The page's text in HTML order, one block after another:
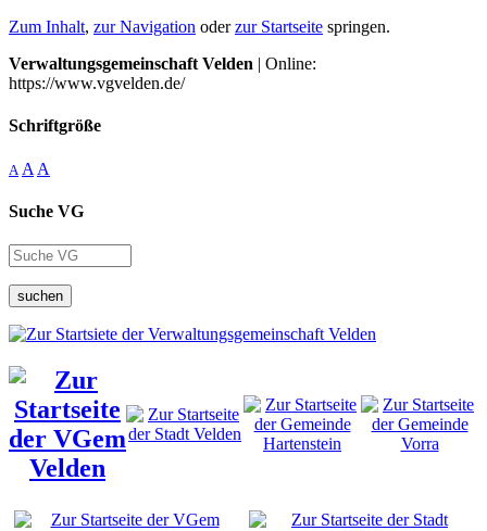
Zum Inhalt, zur Navigation oderzur Startseite springen.
Verwaltungsgemeinschaft Velden | Online:
https://www.vgvelden.de/
Schriftgröße
A A A
Suche VG
suchen